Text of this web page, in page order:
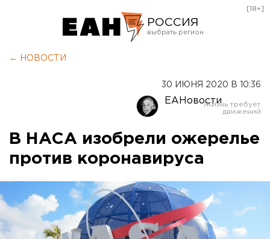
РОССИЯ
Оренбург
[18+]
← НОВОСТИ
30 ИЮНЯ 2020 В 10:36
ЕАНовости
В НАСА изобрели ожерелье
против коронавируса